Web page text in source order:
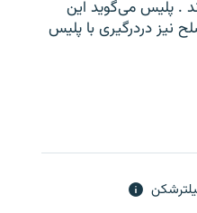
. پلیس می‌گوید این
نیز دردرگیری با پلیس